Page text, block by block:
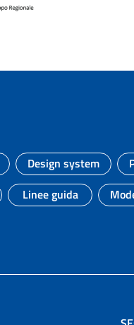
Argomento:
Design system
Argomento:
Linee guida